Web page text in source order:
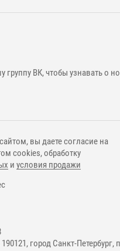
группу ВК, чтобы узнавать о
город Санкт-Петербург,
вы даете согласие на
cookies, обработку
и условия продажи